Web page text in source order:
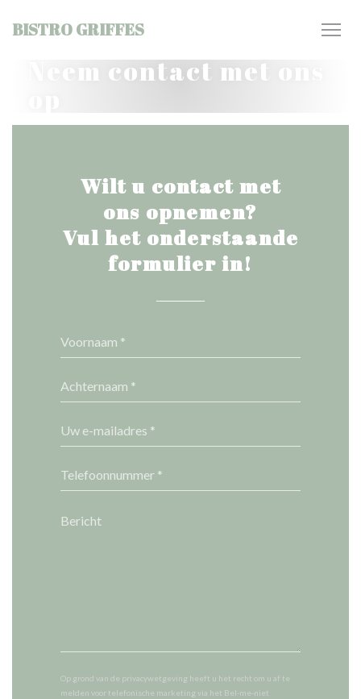
BISTRO GRIFFES
Neem contact met ons
Wilt u contact met
ons opnemen?
Vul het onderstaande
formulier in!
Op grond van de privacywetgeving heeft u het recht om u af te
melden voor telefonische marketing via het Bel-me-niet